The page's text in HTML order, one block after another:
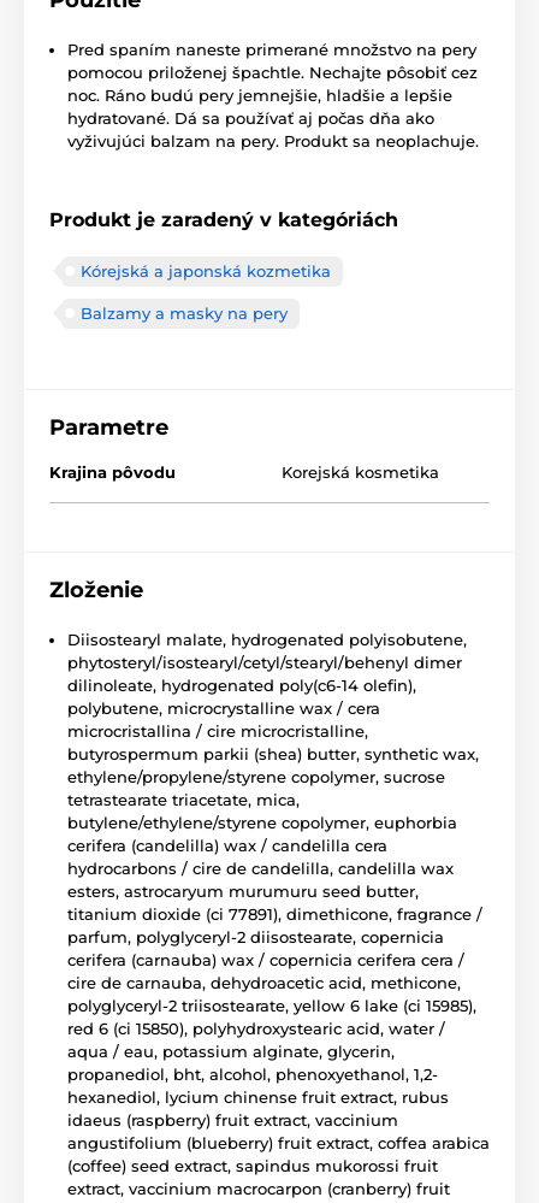
Pred spaním naneste primerané množstvo na pery
pomocou priloženej špachtle. Nechajte pôsobiť cez
noc. Ráno budú pery jemnejšie, hladšie a lepšie
hydratované. Dá sa používať aj počas dňa ako
vyživujúci balzam na pery. Produkt sa neoplachuje.
Produkt je zaradený v kategóriách
Kórejská a japonská kozmetika
Balzamy a masky na pery
Parametre
Krajina pôvodu Korejská kosmetika
Zloženie
Diisostearyl malate, hydrogenated polyisobutene,
phytosteryl/isostearyl/cetyl/stearyl/behenyl dimer
dilinoleate, hydrogenated poly(c6-14 olefin),
polybutene, microcrystalline wax / cera
microcristallina / cire microcristalline,
butyrospermum parkii (shea) butter, synthetic wax,
ethylene/propylene/styrene copolymer, sucrose
tetrastearate triacetate, mica,
butylene/ethylene/styrene copolymer, euphorbia
cerifera (candelilla) wax / candelilla cera
hydrocarbons / cire de candelilla, candelilla wax
esters, astrocaryum murumuru seed butter,
titanium dioxide (ci 77891), dimethicone, fragrance /
parfum, polyglyceryl-2 diisostearate, copernicia
cerifera (carnauba) wax / copernicia cerifera cera /
cire de carnauba, dehydroacetic acid, methicone,
polyglyceryl-2 triisostearate, yellow 6 lake (ci 15985),
red 6 (ci 15850), polyhydroxystearic acid, water /
aqua / eau, potassium alginate, glycerin,
propanediol, bht, alcohol, phenoxyethanol, 1,2-
hexanediol, lycium chinense fruit extract, rubus
idaeus (raspberry) fruit extract, vaccinium
angustifolium (blueberry) fruit extract, coffea arabica
(coffee) seed extract, sapindus mukorossi fruit
extract, vaccinium macrocarpon (cranberry) fruit